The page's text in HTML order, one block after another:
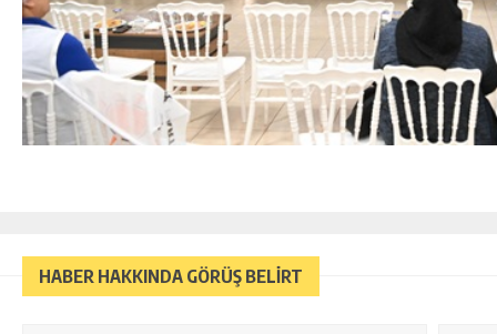
HABER HAKKINDA GÖRÜŞ BELİRT